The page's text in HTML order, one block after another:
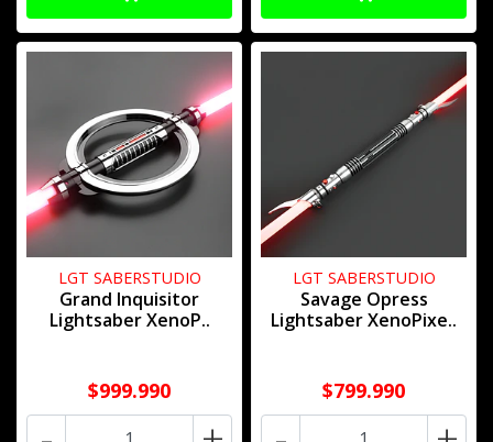
LGT SABERSTUDIO
Grand Inquisitor
Lightsaber XenoP..
$999.990
LGT SABERSTUDIO
Savage Opress
Lightsaber XenoPixe..
$799.990